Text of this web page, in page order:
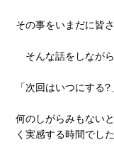
その事をいまだに皆
そんな話をしなが
「次回はいつにする
何のしがらみもない
く実感する時間でした